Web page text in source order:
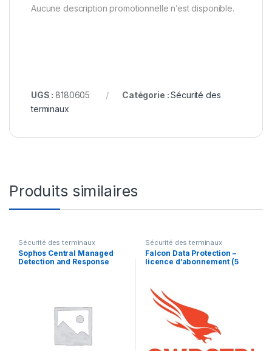
Aucune description promotionnelle n’est disponible.
UGS :8180605 Catégorie :Sécurité des
terminaux
Produits similaires
Sécurité des terminaux
Sophos Central Managed
Detection and Response
Sécurité des terminaux
Falcon Data Protection –
licence d’abonnement (5